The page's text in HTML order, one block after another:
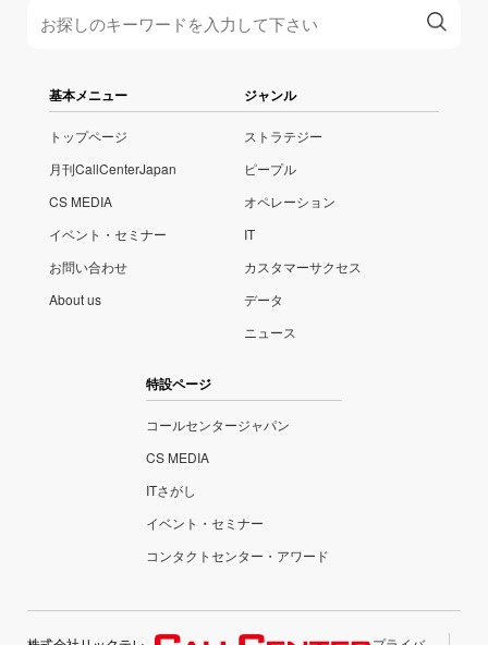
基本メニュー
トップページ
月刊CallCenterJapan
CS MEDIA
イベント・セミナー
お問い合わせ
About us
ジャンル
ストラテジー
ピープル
オペレーション
IT
カスタマーサクセス
データ
ニュース
特設ページ
コールセンタージャパン
CS MEDIA
ITさがし
イベント・セミナー
コンタクトセンター・アワード